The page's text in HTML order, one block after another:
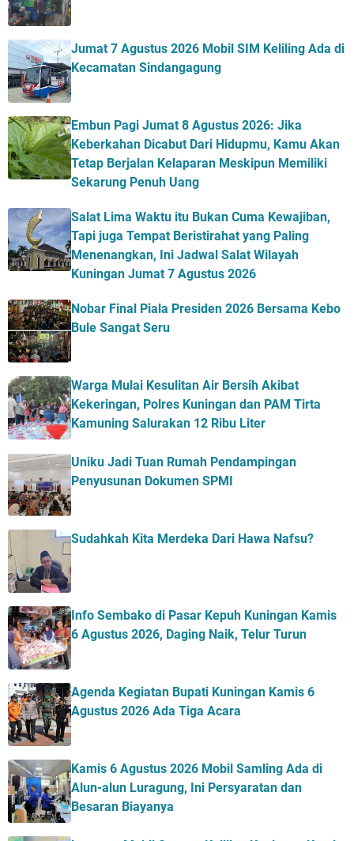
Jumat 7 Agustus 2026 Mobil SIM Keliling Ada di
Kecamatan Sindangagung
Embun Pagi Jumat 8 Agustus 2026: Jika
Keberkahan Dicabut Dari Hidupmu, Kamu Akan
Tetap Berjalan Kelaparan Meskipun Memiliki
Sekarung Penuh Uang
Salat Lima Waktu itu Bukan Cuma Kewajiban,
Tapi juga Tempat Beristirahat yang Paling
Menenangkan, Ini Jadwal Salat Wilayah
Kuningan Jumat 7 Agustus 2026
Nobar Final Piala Presiden 2026 Bersama Kebo
Bule Sangat Seru
Warga Mulai Kesulitan Air Bersih Akibat
Kekeringan, Polres Kuningan dan PAM Tirta
Kamuning Salurakan 12 Ribu Liter
Uniku Jadi Tuan Rumah Pendampingan
Penyusunan Dokumen SPMI
Sudahkah Kita Merdeka Dari Hawa Nafsu?
Info Sembako di Pasar Kepuh Kuningan Kamis
6 Agustus 2026, Daging Naik, Telur Turun
Agenda Kegiatan Bupati Kuningan Kamis 6
Agustus 2026 Ada Tiga Acara
Kamis 6 Agustus 2026 Mobil Samling Ada di
Alun-alun Luragung, Ini Persyaratan dan
Besaran Biayanya